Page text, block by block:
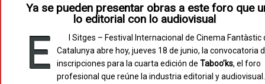
Ya se pueden presentar obras a este foro que
lo editorial con lo audiovisual
E
l Sitges – Festival Internacional de Cinema Fantàstic
Catalunya abre hoy, jueves 18 de junio, la convocatoria
inscripciones para la cuarta edición de Taboo’ks, el foro
profesional que reúne la industria editorial y audiovisual.